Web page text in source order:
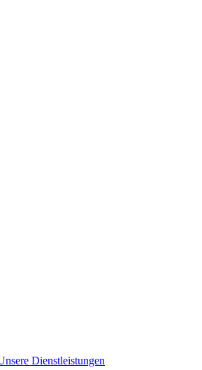
Dienstleistungen